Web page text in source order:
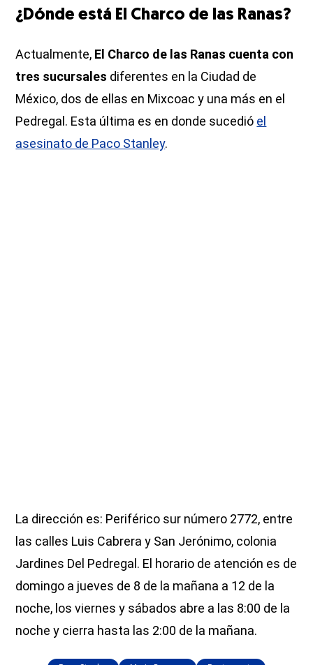
¿Dónde está El Charco de las Ranas?
Actualmente, El Charco de las Ranas cuenta con
tres sucursales diferentes en la Ciudad de
México, dos de ellas en Mixcoac y una más en el
Pedregal. Esta última es en donde sucedió el
asesinato de Paco Stanley.
La dirección es: Periférico sur número 2772, entre
las calles Luis Cabrera y San Jerónimo, colonia
Jardines Del Pedregal. El horario de atención es de
domingo a jueves de 8 de la mañana a 12 de la
noche, los viernes y sábados abre a las 8:00 de la
noche y cierra hasta las 2:00 de la mañana.